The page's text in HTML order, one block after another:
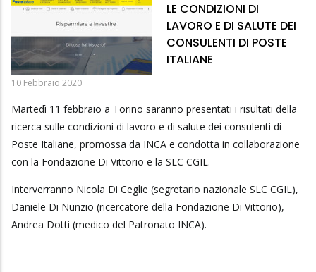
LE CONDIZIONI DI
LAVORO E DI SALUTE DEI
CONSULENTI DI POSTE
ITALIANE
10 Febbraio 2020
Martedì 11 febbraio a Torino saranno presentati i risultati della
ricerca sulle condizioni di lavoro e di salute dei consulenti di
Poste Italiane, promossa da INCA e condotta in collaborazione
con la Fondazione Di Vittorio e la SLC CGIL.
Interverranno Nicola Di Ceglie (segretario nazionale SLC CGIL),
Daniele Di Nunzio (ricercatore della Fondazione Di Vittorio),
Andrea Dotti (medico del Patronato INCA).